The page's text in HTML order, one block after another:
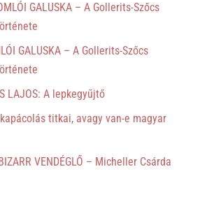
GALUSKA – A Gollerits-Szőcs
GALUSKA – A Gollerits-Szőcs
LAJOS: A lepkegyűjtő
titkai, avagy van-e magyar
VENDÉGLŐ – Micheller Csárda